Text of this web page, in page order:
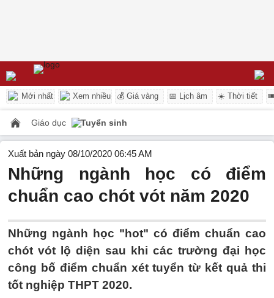
Mới nhất Xem nhiều 💰 Giá vàng 📅 Lịch âm ☀️ Thời tiết
Giáo dục Tuyển sinh
Xuất bản ngày 08/10/2020 06:45 AM
Những ngành học có điểm
chuẩn cao chót vót năm 2020
Những ngành học "hot" có điểm chuẩn cao
chót vót lộ diện sau khi các trường đại học
công bố điểm chuẩn xét tuyển từ kết quả thi
tốt nghiệp THPT 2020.